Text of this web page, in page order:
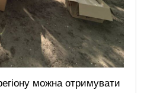
можна отримувати